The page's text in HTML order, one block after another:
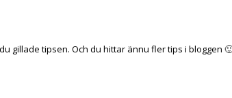
gillade tipsen. Och du hittar ännu fler tips i bloggen